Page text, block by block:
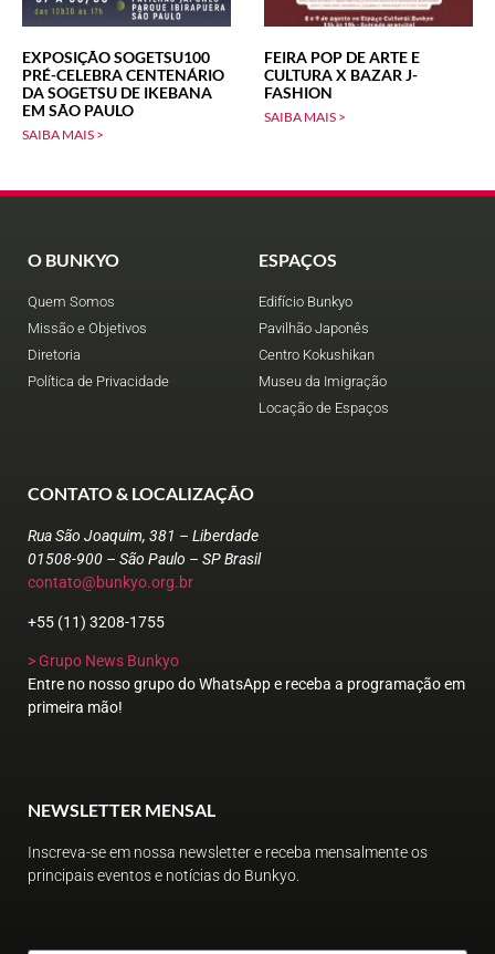
EXPOSIÇÃO SOGETSU100
PRÉ-CELEBRA CENTENÁRIO
DA SOGETSU DE IKEBANA
EM SÃO PAULO
SAIBA MAIS >
FEIRA POP DE ARTE E
CULTURA X BAZAR J-
FASHION
SAIBA MAIS >
O BUNKYO
Quem Somos
Missão e Objetivos
Diretoria
Política de Privacidade
ESPAÇOS
Edifício Bunkyo
Pavilhão Japonês
Centro Kokushikan
Museu da Imigração
Locação de Espaços
CONTATO & LOCALIZAÇÃO
Rua São Joaquim, 381 – Liberdade
01508-900 – São Paulo – SP Brasil
contato@bunkyo.org.br
+55 (11) 3208-1755
> Grupo News Bunkyo
Entre no nosso grupo do WhatsApp e receba a programação em
primeira mão!
NEWSLETTER MENSAL
Inscreva-se em nossa newsletter e receba mensalmente os
principais eventos e notícias do Bunkyo.